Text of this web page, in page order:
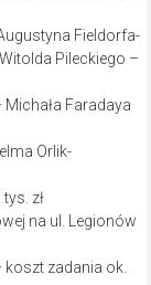
Fieldorfa-
Pileckiego –
Faradaya
Orlik-
zł
na ul. Legionów
zadania ok.